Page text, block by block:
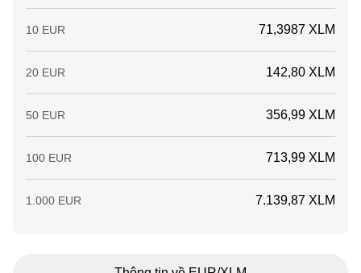
10 EUR 71,3987 XLM
20 EUR 142,80 XLM
50 EUR 356,99 XLM
100 EUR 713,99 XLM
1.000 EUR 7.139,87 XLM